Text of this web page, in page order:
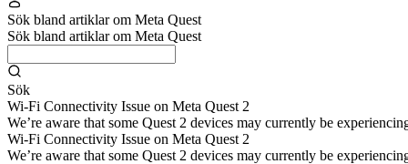
Sök bland artiklar om Meta Quest
Sök bland artiklar om Meta Quest
Sök
Wi-Fi Connectivity Issue on Meta Quest 2
We’re aware that some Quest 2 devices may currently be
Wi-Fi Connectivity Issue on Meta Quest 2
We’re aware that some Quest 2 devices may currently be